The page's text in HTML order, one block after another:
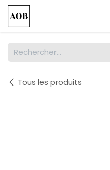
Se rendre au contenu
Tous les produits